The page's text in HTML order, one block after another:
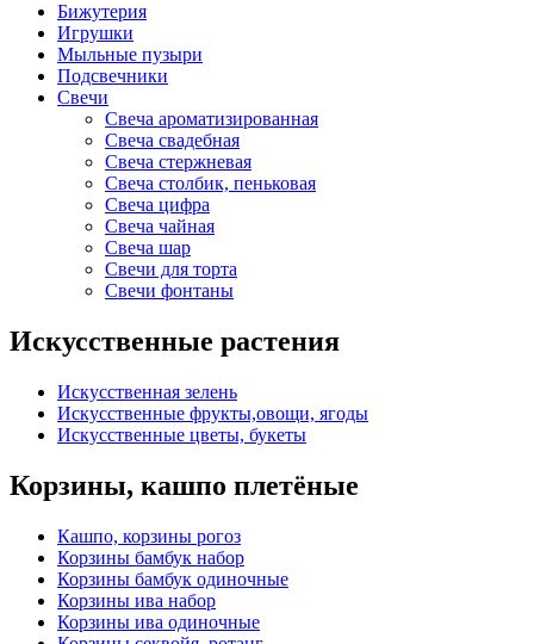
Бижутерия
Игрушки
Мыльные пузыри
Подсвечники
Свечи
Свеча ароматизированная
Свеча свадебная
Свеча стержневая
Свеча столбик, пеньковая
Свеча цифра
Свеча чайная
Свеча шар
Свечи для торта
Свечи фонтаны
Искусственные растения
Искусственная зелень
Искусственные фрукты,овощи, ягоды
Искусственные цветы, букеты
Корзины, кашпо плетёные
Кашпо, корзины рогоз
Корзины бамбук набор
Корзины бамбук одиночные
Корзины ива набор
Корзины ива одиночные